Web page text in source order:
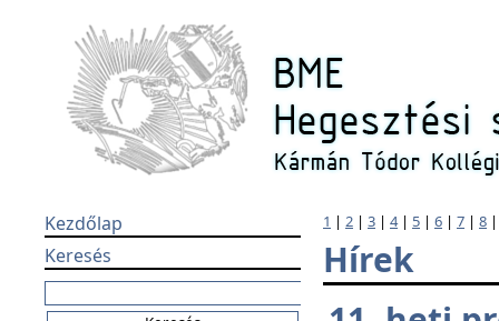
Kezdőlap
Keresés
1 | 2 | 3 | 4| 5 | 6 | 7 | 8
Hírek